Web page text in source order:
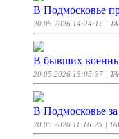
В Подмосковье
20.05.2026 14:24:16 |
В бывших
20.05.2026 13:05:37 |
В Подмосковье за
20.05.2026 11:16:25 |